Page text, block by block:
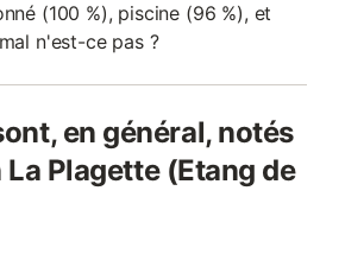
(100 %), piscine (96 %), et
n'est-ce pas ?
en général, notés
Plagette (Etang de